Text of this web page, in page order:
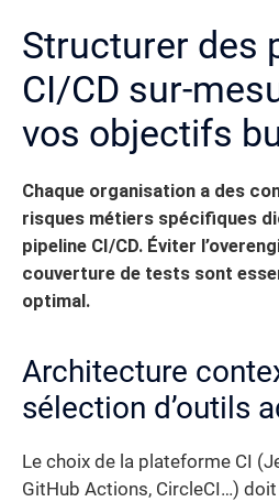
Structurer des
CI/CD sur-
vos objectifs
Chaque organisation a des
risques métiers spécifiques
pipeline CI/CD. Éviter
couverture de tests sont
optimal.
Architecture
sélection d’outils
Le choix de la plateforme CI
GitHub Actions, CircleCI…)